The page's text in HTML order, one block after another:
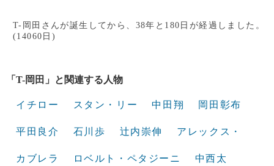
T-岡田さんが誕生してから、38年と180日が経過しました。
(14060日)
「T-岡田」と関連する人物
イチロー スタン・リー 中田翔 岡田彰布
平田良介 石川歩 辻内崇伸 アレックス・
カブレラ ロベルト・ペタジーニ 中西太